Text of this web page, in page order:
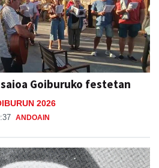
Goiburuko festetan
2026
ANDOAIN